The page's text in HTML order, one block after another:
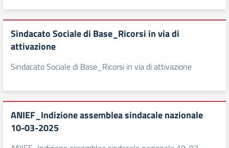
Sindacato Sociale di Base_Ricorsi in via di
attivazione
Sindacato Sociale di Base_Ricorsi in via di attivazione
ANIEF_Indizione assemblea sindacale nazionale
10-03-2025